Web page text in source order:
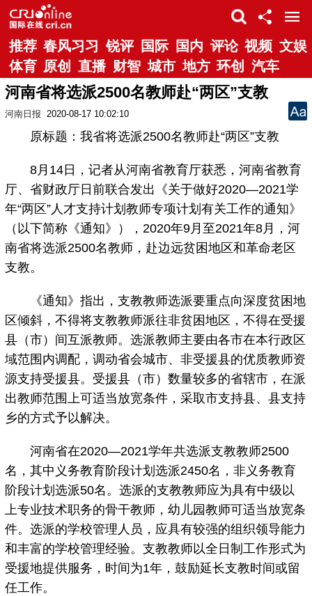
推荐 春风习习 锐评 国际 国内 评论 视频 文娱
体育 原创 直播 财智 城市 地方 环创 汽车
河南省将选派2500名教师赴“两区”支教
河南日报 2020-08-17 10:02:10
原标题：我省将选派2500名教师赴“两区”支教
8月14日，记者从河南省教育厅获悉，河南省教育
厅、省财政厅日前联合发出《关于做好2020—2021学
年“两区”人才支持计划教师专项计划有关工作的通知》
（以下简称《通知》），2020年9月至2021年8月，河
南省将选派2500名教师，赴边远贫困地区和革命老区
支教。
《通知》指出，支教教师选派要重点向深度贫困地
区倾斜，不得将支教教师派往非贫困地区，不得在受援
县（市）间互派教师。选派教师主要由各市在本行政区
域范围内调配，调动省会城市、非受援县的优质教师资
源支持受援县。受援县（市）数量较多的省辖市，在派
出教师范围上可适当放宽条件，采取市支持县、县支持
乡的方式予以解决。
河南省在2020—2021学年共选派支教教师2500
名，其中义务教育阶段计划选派2450名，非义务教育
阶段计划选派50名。选派的支教教师应为具有中级以
上专业技术职务的骨干教师，幼儿园教师可适当放宽条
件。选派的学校管理人员，应具有较强的组织领导能力
和丰富的学校管理经验。支教教师以全日制工作形式为
受援地提供服务，时间为1年，鼓励延长支教时间或留
任工作。